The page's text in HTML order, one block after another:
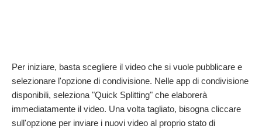
Per iniziare, basta scegliere il video che si vuole pubblicare e
selezionare l'opzione di condivisione. Nelle app di condivisione
disponibili, seleziona "Quick Splitting" che elaborerà
immediatamente il video. Una volta tagliato, bisogna cliccare
sull'opzione per inviare i nuovi video al proprio stato di